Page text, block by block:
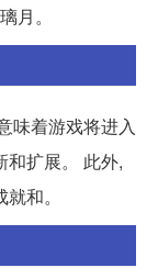
月。
味着游戏将进入
和扩展。 此外,
和。